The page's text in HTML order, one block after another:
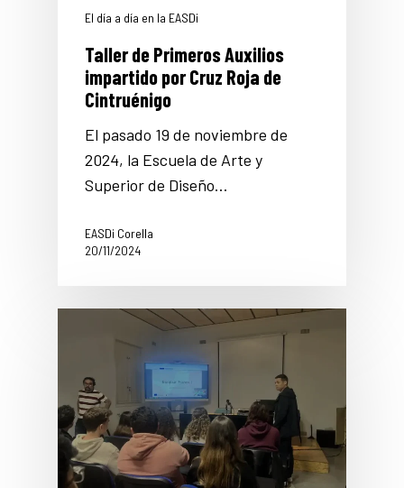
El día a día en la EASDi
Taller de Primeros Auxilios
impartido por Cruz Roja de
Cintruénigo
El pasado 19 de noviembre de
2024, la Escuela de Arte y
Superior de Diseño…
EASDi Corella
20/11/2024